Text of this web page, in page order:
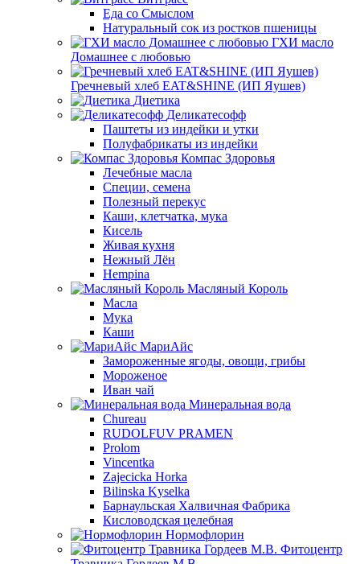
Еда со Смыслом
Натуральный сок из ростков пшеницы
ГХИ масло
Домашнее с любовью
Гречневый хлеб EAT&SHINE (ИП Яушев)
Диетика
Деликатесофф
Паштеты из индейки и утки
Полуфабрикаты из индейки
Компас Здоровья
Лечебные масла
Специи, семена
Полезный перекус
Каши, клетчатка, мука
Кисель
Живая кухня
Нежный Лён
Hempina
Масляный Король
Масла
Мука
Каши
МариАйс
Замороженные ягоды, овощи, грибы
Мороженое
Иван чай
Минеральная вода
Chureau
RUDOLFUV PRAMEN
Prolom
Vincentka
Zajecicka Horka
Bilinska Kyselka
Барнаульская Халвичная Фабрика
Кисловодская целебная
Нормофлорин
Фитоцентр